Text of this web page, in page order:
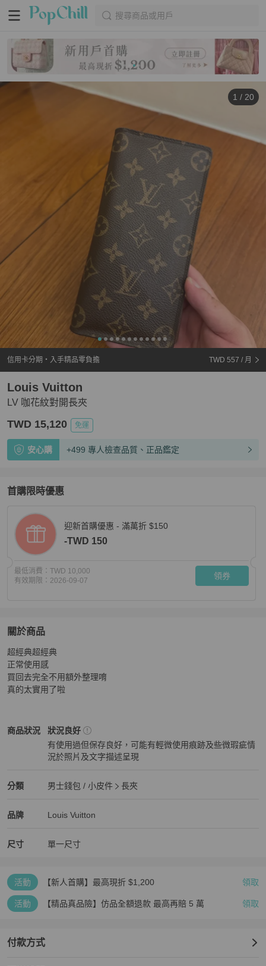
搜尋商品或用戶
1 / 20
信用卡分期・入手精品零負擔 TWD 557 / 月
LV 咖花紋對開長夾
Louis Vuitton
TWD 15,120 免運
安心購 +499 專人檢查品質、正品鑑定
首購限時優惠
迎新首購優惠 - 滿萬折 $150
-TWD 150
最低消費： TWD 10,000
有效期限： 2026-09-07 領券
關於商品
關於LV 咖花紋對開長夾
超經典超經典
正常使用感
買回去完全不用額外整理唷
真的太實用了啦
商品狀況
Louis Vuitton男士錢包 / 小皮件
狀況良好
有使用過但保存良好，可能有輕微使用痕跡及些微瑕疵情
況於照片及文字描述呈現
分類
Louis Vuitton男士錢包 / 小皮件 分類資訊
男士錢包 / 小皮件
長夾
品牌
Louis Vuitton精品男士錢包 / 小皮件
Louis Vuitton
Louis Vuitton推薦清單
尺寸 單一尺寸
活動 【新人首購】最高現折 $1,200 領取
活動 【精品真品險】仿品全額退款 最高再賠 5 萬 領取
付款方式